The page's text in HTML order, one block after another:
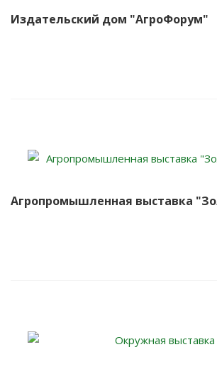
Издательский дом "АгроФорум"
Агропромышленная выставка